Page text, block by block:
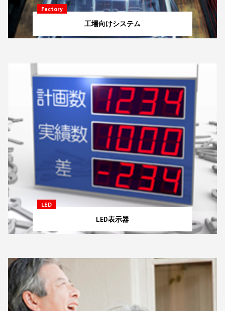
Factory
工場向けシステム
LED
LED表示器